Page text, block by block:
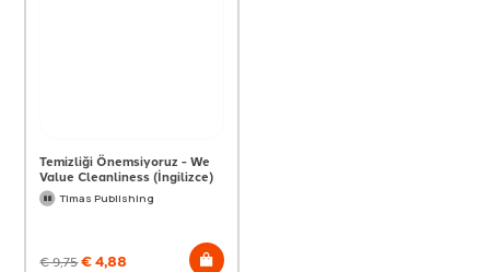
Temizliği Önemsiyoruz - We
Value Cleanliness (İngilizce)
Timas Publishing
€9,75€4,88